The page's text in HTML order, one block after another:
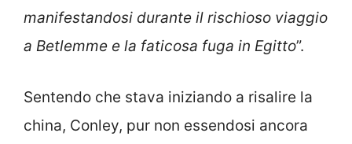
manifestandosi durante il rischioso viaggio
a Betlemme e la faticosa fuga in Egitto”.
Sentendo che stava iniziando a risalire la
china, Conley, pur non essendosi ancora